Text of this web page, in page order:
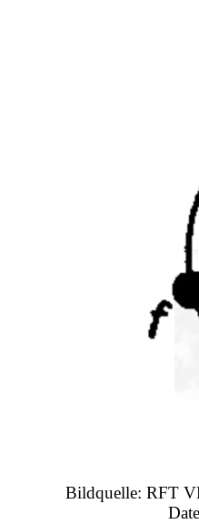
Bildquelle: RFT